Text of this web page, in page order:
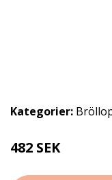
Kategorier:
482 SEK